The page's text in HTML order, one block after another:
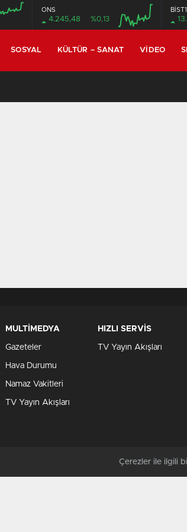
ONS
4.245,48 %0,13
SOSYAL KÜLTÜR – SANAT VIDEO
MULTİMEDYA
Gazeteler
Hava Durumu
Namaz Vakitleri
TV Yayın Akışları
HIZLI SERVİS
TV Yayın Akışları
Çerezler ile ilgili